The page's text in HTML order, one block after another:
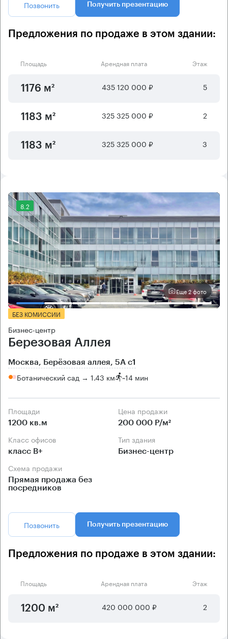
Позвонить Получить презентацию
Предложения по продаже в этом здании:
Площадь Арендная плата Этаж
1176 м² 435 120 000 ₽ 5
1183 м² 325 325 000 ₽ 2
1183 м² 325 325 000 ₽ 3
8.2
Еще 2 фото
БЕЗ КОМИССИИ
Бизнес-центр
Березовая Аллея
Москва, Берёзовая аллея, 5А с1
Ботанический сад → 1.43 км ~14 мин
Площади
1200 кв.м
Цена продажи
200 000 Р/м²
Класс офисов
класс B+
Тип здания
Бизнес-центр
Схема продажи
Прямая продажа без
посредников
Позвонить Получить презентацию
Предложения по продаже в этом здании:
Площадь Арендная плата Этаж
1200 м² 420 000 000 ₽ 2